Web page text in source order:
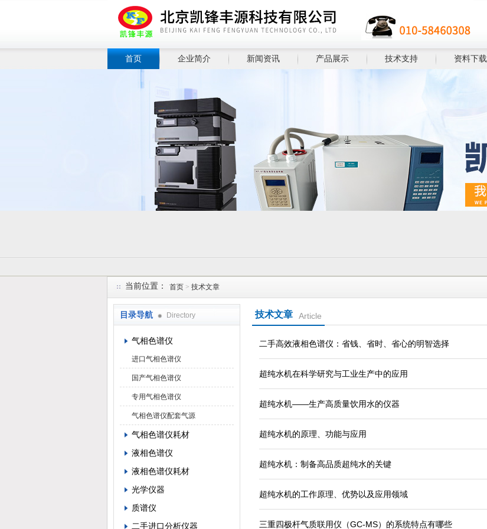
首页 企业简介 新闻资讯 产品展示 技术支持 资料下载
当前位置： 首页 > 技术文章
目录导航 Directory
气相色谱仪
进口气相色谱仪
国产气相色谱仪
专用气相色谱仪
气相色谱仪配套气源
气相色谱仪耗材
液相色谱仪
液相色谱仪耗材
光学仪器
质谱仪
二手进口分析仪器
技术文章 Article
二手高效液相色谱仪：省钱、省时、省心的明智选择
超纯水机在科学研究与工业生产中的应用
超纯水机——生产高质量饮用水的仪器
超纯水机的原理、功能与应用
超纯水机：制备高品质超纯水的关键
超纯水机的工作原理、优势以及应用领域
三重四极杆气质联用仪（GC-MS）的系统特点有哪些